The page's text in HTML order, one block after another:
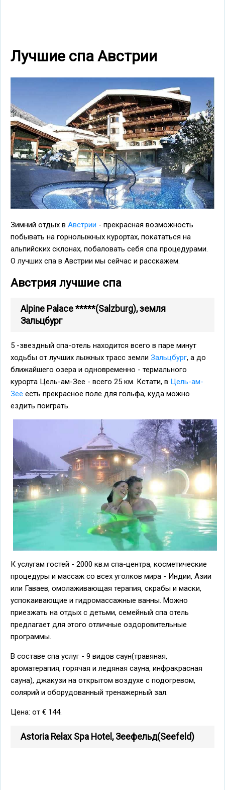
Лучшие спа Австрии
Зимний отдых в Австрии - прекрасная возможность
побывать на горнолыжных курортах, покататься на
альпийских склонах, побаловать себя спа процедурами.
О лучших спа в Австрии мы сейчас и расскажем.
Австрия лучшие спа
Alpine Palace *****(Salzburg), земля
Зальцбург
5 -звездный спа-отель находится всего в паре минут
ходьбы от лучших лыжных трасс земли Зальцбург, а до
ближайшего озера и одновременно - термального
курорта Цель-ам-Зее - всего 25 км. Кстати, в Цель-ам-
Зее есть прекрасное поле для гольфа, куда можно
ездить поиграть.
К услугам гостей - 2000 кв.м спа-центра, косметические
процедуры и массаж со всех уголков мира - Индии, Азии
или Гаваев, омолаживающая терапия, скрабы и маски,
успокаивающие и гидромассажные ванны. Можно
приезжать на отдых с детьми, семейный спа отель
предлагает для этого отличные оздоровительные
программы.
В составе спа услуг - 9 видов саун(травяная,
ароматерапия, горячая и ледяная сауна, инфракрасная
сауна), джакузи на открытом воздухе с подогревом,
солярий и оборудованный тренажерный зал.
Цена: от € 144.
Astoria Relax Spa Hotel, Зеефельд(Seefeld)